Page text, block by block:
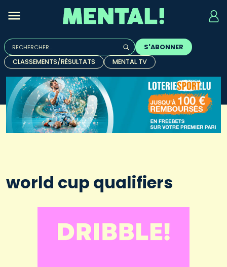
Rechercher :
Quand les résultats de l'auto-complétion sont
S'ABONNER
CLASSEMENTS/RÉSULTATS
MENTAL TV
world cup qualifiers